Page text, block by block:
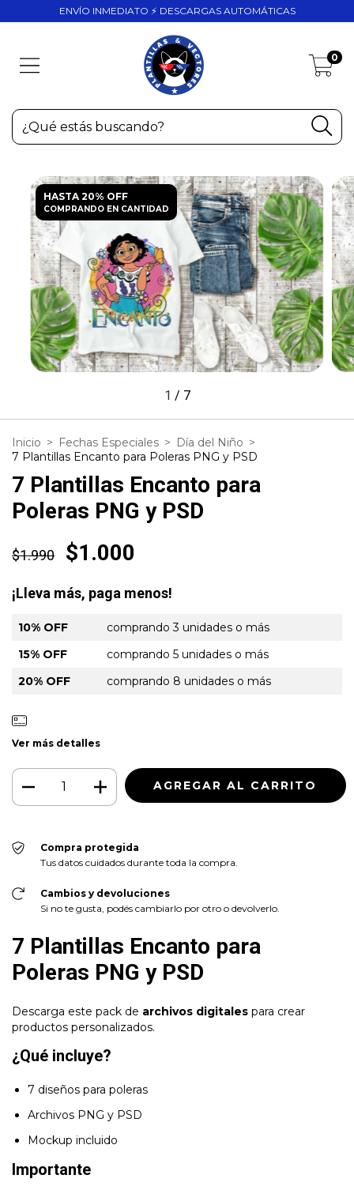
ENVÍO INMEDIATO ⚡ DESCARGAS AUTOMÁTICAS
0
HASTA 20% OFF
COMPRANDO EN CANTIDAD
1 / 7
Inicio > Fechas Especiales > Día del Niño >
7 Plantillas Encanto para Poleras PNG y PSD
7 Plantillas Encanto para
Poleras PNG y PSD
$1.990 $1.000
¡Lleva más, paga menos!
10% OFF
comprando 3 unidades o más
15% OFF
comprando 5 unidades o más
20% OFF
comprando 8 unidades o más
Ver más detalles
Compra protegida
Tus datos cuidados durante toda la compra.
Cambios y devoluciones
Si no te gusta, podés cambiarlo por otro o devolverlo.
7 Plantillas Encanto para
Poleras PNG y PSD
Descarga este pack de archivos digitales para crear
productos personalizados.
¿Qué incluye?
7 diseños para poleras
Archivos PNG y PSD
Mockup incluido
Importante